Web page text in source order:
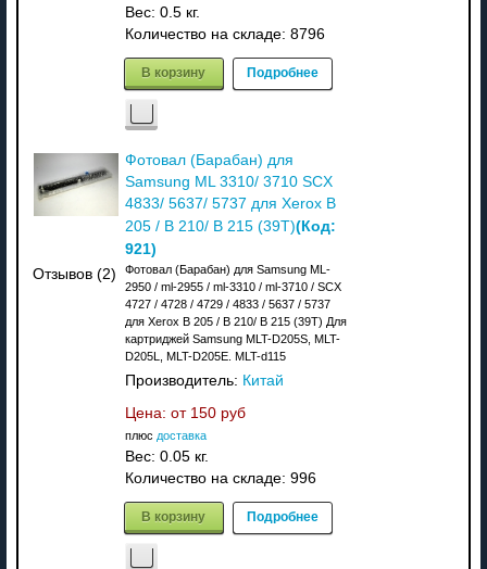
Вес: 0.5 кг.
Количество на складе: 8796
В корзину Подробнее
Отзывов (2)
Фотовал (Барабан) для
Samsung ML 3310/ 3710 SCX
4833/ 5637/ 5737 для Xerox B
205 / B 210/ B 215 (39T)(Код:
921)
Фотовал (Барабан) для Samsung ML-
2950 / ml-2955 / ml-3310 / ml-3710 / SCX
4727 / 4728 / 4729 / 4833 / 5637 / 5737
для Xerox B 205 / B 210/ B 215 (39T) Для
картриджей Samsung MLT-D205S, MLT-
D205L, MLT-D205E. MLT-d115
Производитель: Китай
Цена: от 150 руб
плюс доставка
Вес: 0.05 кг.
Количество на складе: 996
В корзину Подробнее